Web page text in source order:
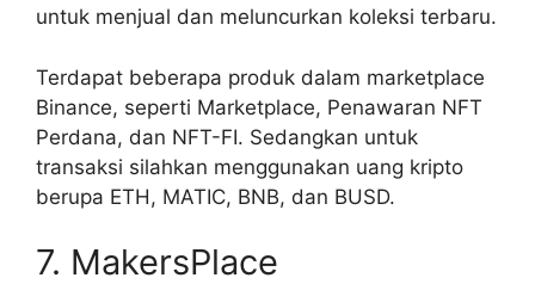
untuk menjual dan meluncurkan koleksi terbaru.
Terdapat beberapa produk dalam marketplace
Binance, seperti Marketplace, Penawaran NFT
Perdana, dan NFT-FI. Sedangkan untuk
transaksi silahkan menggunakan uang kripto
berupa ETH, MATIC, BNB, dan BUSD.
7. MakersPlace